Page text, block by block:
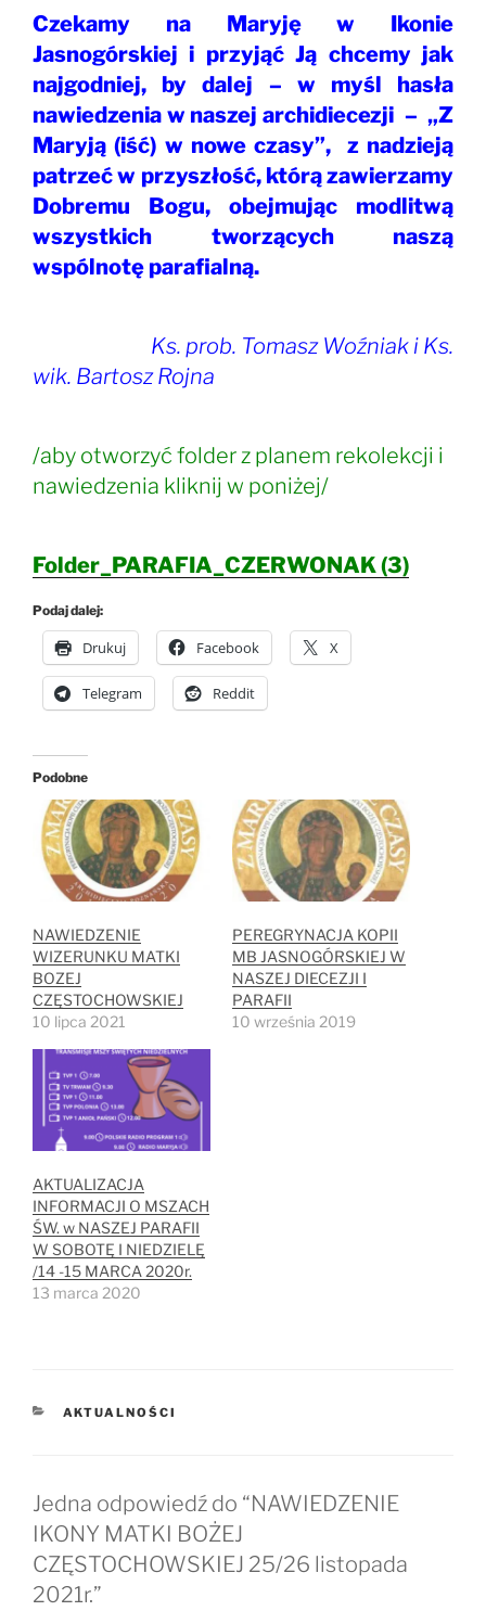
Czekamy na Maryję w Ikonie
Jasnogórskiej i przyjąć Ją chcemy jak
najgodniej, by dalej – w myśl hasła
nawiedzenia w naszej archidiecezji – „Z
Maryją (iść) w nowe czasy”, z nadzieją
patrzeć w przyszłość, którą zawierzamy
Dobremu Bogu, obejmując modlitwą
wszystkich tworzących naszą
wspólnotę parafialną.
Ks. prob. Tomasz Woźniak i Ks.
wik. Bartosz Rojna
/aby otworzyć folder z planem rekolekcji i
nawiedzenia kliknij w poniżej/
Folder_PARAFIA_CZERWONAK (3)
Podaj dalej:
Drukuj Facebook X
Telegram Reddit
Podobne
NAWIEDZENIE
WIZERUNKU MATKI
BOZEJ
CZĘSTOCHOWSKIEJ
10 lipca 2021
PEREGRYNACJA KOPII
MB JASNOGÓRSKIEJ W
NASZEJ DIECEZJI I
PARAFII
10 września 2019
AKTUALIZACJA
INFORMACJI O MSZACH
ŚW. w NASZEJ PARAFII
W SOBOTĘ I NIEDZIELĘ
/14 -15 MARCA 2020r.
13 marca 2020
KATEGORIE
AKTUALNOŚCI
Jedna odpowiedź do “NAWIEDZENIE
IKONY MATKI BOŻEJ
CZĘSTOCHOWSKIEJ 25/26 listopada
2021r.”